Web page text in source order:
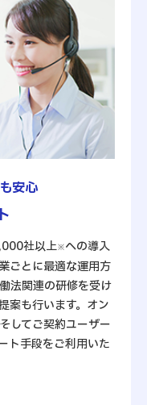
安心
社以上※への導入
ごとに最適な運用方
法関連の研修を受け
案も行います。オン
してご契約ユーザー
ト手段をご利用いた